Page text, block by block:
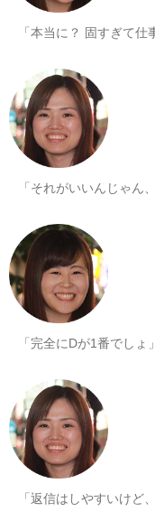
「本当に？ 固すぎて仕
「それがいいんじゃん
「完全にDが1番でしょ」
「返信はしやすいけど